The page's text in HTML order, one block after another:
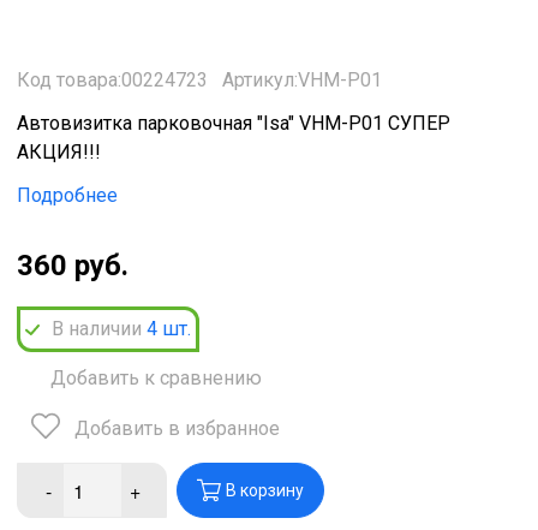
Код товара:00224723
Артикул:VHM-P01
Автовизитка парковочная "Isa" VHM-P01 СУПЕР
АКЦИЯ!!!
Подробнее
360 руб.
В наличии 4 шт.
Добавить к сравнению
Добавить в избранное
- + В корзину